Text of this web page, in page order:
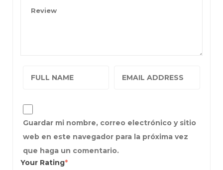
Guardar mi nombre, correo electrónico y sitio
web en este navegador para la próxima vez
que haga un comentario.
Your Rating